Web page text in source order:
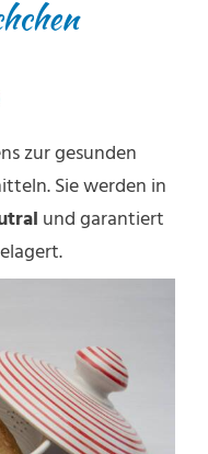
zur gesunden
Sie werden in
und garantiert